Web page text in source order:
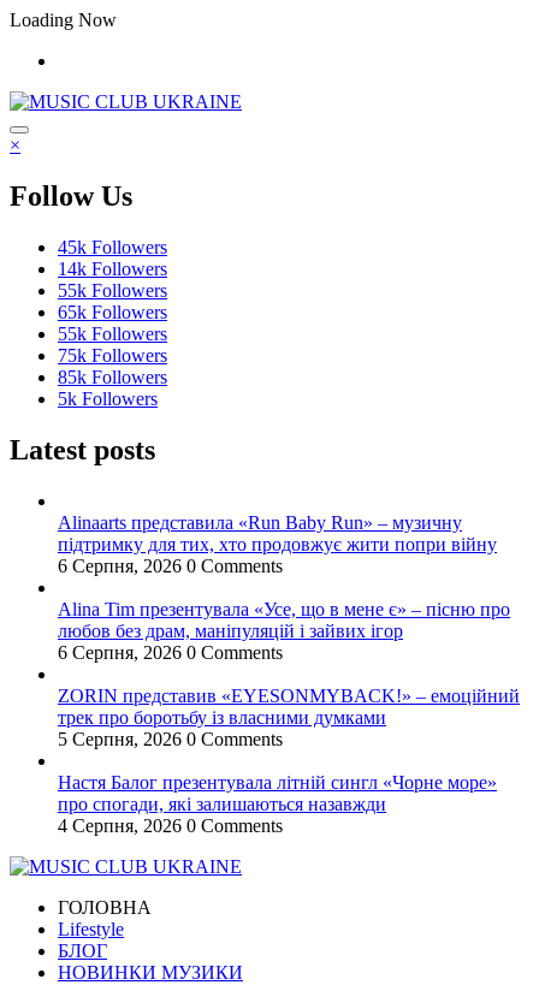
Перейти
контенту
Loading Now
×
Follow Us
45k Followers
14k Followers
55k Followers
65k Followers
55k Followers
75k Followers
85k Followers
5k Followers
Latest posts
Alinaarts представила «Run Baby Run» – музичну
підтримку для тих, хто продовжує жити попри війну
6 Серпня, 2026 0 Comments
Alina Tim презентувала «Усе, що в мене є» – пісню про
любов без драм, маніпуляцій і зайвих ігор
6 Серпня, 2026 0 Comments
ZORIN представив «EYESONMYBACK!» – емоційний
трек про боротьбу із власними думками
5 Серпня, 2026 0 Comments
Настя Балог презентувала літній сингл «Чорне море»
про спогади, які залишаються назавжди
4 Серпня, 2026 0 Comments
ГОЛОВНА
Lifestyle
БЛОГ
НОВИНКИ МУЗИКИ